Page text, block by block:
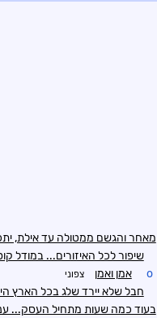
מאחר והגשם ממטולה עד אילת,
שיפור לכל האיזורים... במודל
o אמן ואמן צפוני
חבל שלא יירד שלג בכל הארץ
בעוד כמה שעות מתחיל העסק...